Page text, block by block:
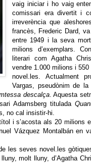
vaig iniciar i ho vaig
comissari era divertit i
irreverència que
francès, Frederic Dard,
entre 1949 i la seva mort
milions d’exemplars.
literari com Agatha
vendre 1.000 milions i
novel.les. Actualment
Vargas, pseudònim de la
descalça. Aquesta
Adamsberg titulada
no cal insistir-hi.
i s’acosta als 20 milions
Vázquez Montalbán en
les seves novel.les
molt lluny, d’Agatha